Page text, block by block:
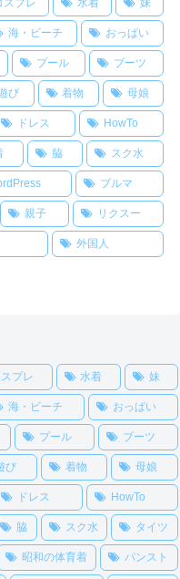
スプレ 水着 妹
海・ビーチ おっぱい
プール ブーツ
び 着物 母娘
ドレス HowTo
脇 スク水
ブルマ
親子 リクスー
外国人
スプレ 水着 妹
海・ビーチ おっぱい
プール ブーツ
び 着物 母娘
ドレス HowTo
脇 スク水 タイツ
昭和の体育着 パンスト